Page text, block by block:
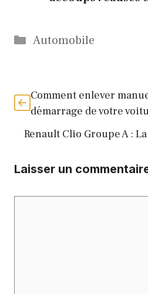
Catégories
Automobile
Comment enlever
démarrage de votre
Renault Clio Groupe A :
Laisser un